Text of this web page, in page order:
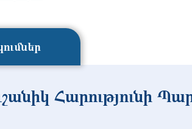
Հարությունի